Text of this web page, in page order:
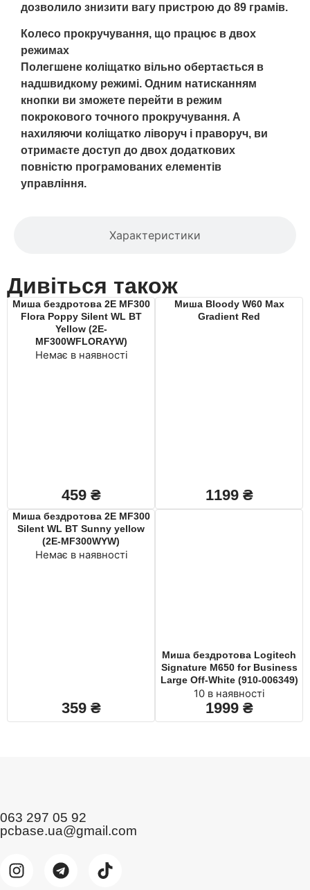
Характеристики
дозволило знизити вагу пристрою до 89 грамів.
Колесо прокручування, що працює в двох
режимах
Полегшене коліщатко вільно обертається в
надшвидкому режимі. Одним натисканням
кнопки ви зможете перейти в режим
покрокового точного прокручування. А
нахиляючи коліщатко ліворуч і праворуч, ви
отримаєте доступ до двох додаткових
повністю програмованих елементів
управління.
Дивіться також
Миша бездротова 2E MF300
Flora Poppy Silent WL BT
Yellow (2E-
MF300WFLORAYW)
Немає в наявності
459 ₴
Миша Bloody W60 Max
Gradient Red
1199 ₴
Миша бездротова 2E MF300
Silent WL BT Sunny yellow
(2E-MF300WYW)
Немає в наявності
359 ₴
Миша бездротова Logitech
Signature M650 for Business
Large Off-White (910-006349)
10 в наявності
1999 ₴
063 297 05 92
pcbase.ua@gmail.com